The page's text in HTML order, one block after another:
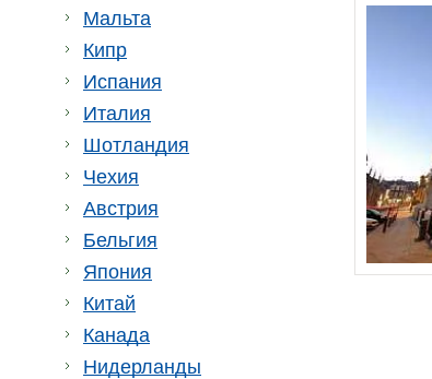
Мальта
Кипр
Испания
Италия
Шотландия
Чехия
Австрия
Бельгия
Япония
Китай
Канада
Нидерланды